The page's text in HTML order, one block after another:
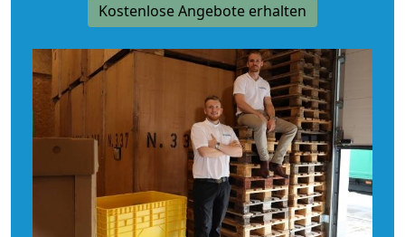
Kostenlose Angebote erhalten